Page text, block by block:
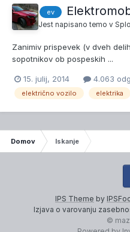
ev
Jest napisano temo v
Zanimiv prispevek (v dveh
sopotnikov ob pospeskih ...
15. julij, 2014 4.063
električno vozilo elektrika
Domov Iskanje
IPS Theme by
Izjava o varovanju
©